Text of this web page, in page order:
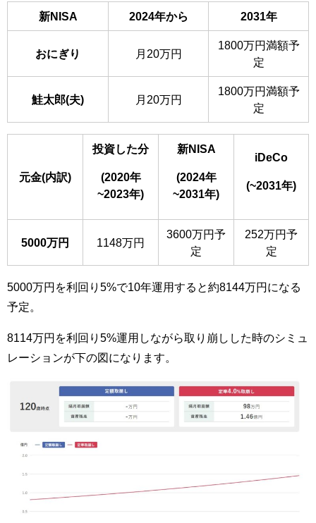
新NISA 2024年から 2031年
おにぎり 月20万円
1800万円満額予
定
鮭太郎(夫) 月20万円
1800万円満額予
定
元金(内訳)
投資した分
(2020年
~2023年)
新NISA
(2024年
~2031年)
iDeCo
(~2031年)
5000万円 1148万円
3600万円予
定
252万円予
定
5000万円を利回り5%で10年運用すると約8144万円になる
予定。
8114万円を利回り5%運用しながら取り崩しした時のシミュ
レーションが下の図になります。